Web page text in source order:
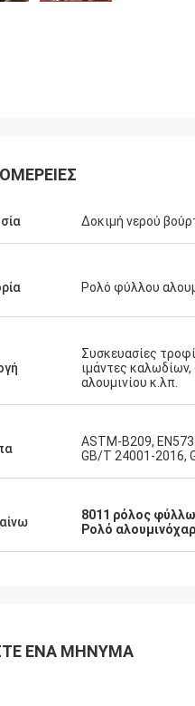
Δοκιμή νερού
Ρολό φύλλου
Συσκευασίες
ιμάντες
αλουμινίου κ.λπ.
ASTM-B209,
GB/T 24001-2016,
8011 ρόλος
Ρολό
ΈΝΑ ΜΉΝΥΜΑ